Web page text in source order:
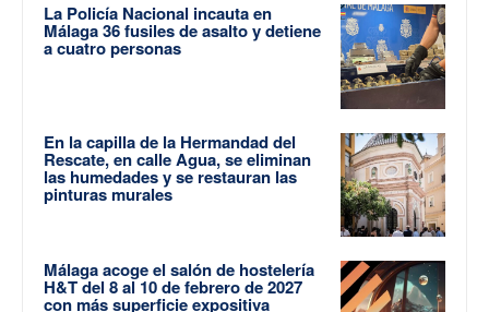
La Policía Nacional incauta en
Málaga 36 fusiles de asalto y detiene
a cuatro personas
En la capilla de la Hermandad del
Rescate, en calle Agua, se eliminan
las humedades y se restauran las
pinturas murales
Málaga acoge el salón de hostelería
H&T del 8 al 10 de febrero de 2027
con más superficie expositiva